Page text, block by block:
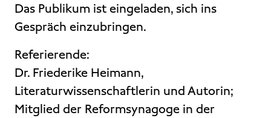
Das Publikum ist eingeladen, sich ins
Gespräch einzubringen.
Referierende:
Dr. Friederike Heimann,
Literaturwissenschaftlerin und Autorin;
Mitglied der Reformsynagoge in der